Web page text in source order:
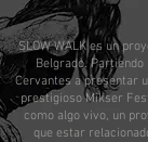
SLOW WALK es un
Belgrado.
Cervantes a presentar
prestigioso Mikser
como algo vivo, un
que estar